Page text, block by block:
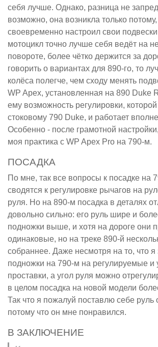
себя лучше. Однако, разница не
возможно, она возникла только потому,
своевременно настроил свои
мотоцикл точно лучше себя ведёт на
повороте, более чётко держится за
говорить о вариантах для 890-го, то
колёса полегче, чем сходу менять
WP Apex, установленная на 890 Duke
ему возможность регулировки,
стоковому 790 Duke, и работает
Особенно - после грамотной
моя практика с WP Apex Pro на 790-м.
ПОСАДКА
По мне, так все вопросы к посадке на
сводятся к регулировке рычагов на
руля. Но на 890-м посадка в деталях
довольно сильно: его руль шире и
подножки выше, и хотя на дороге они
одинаковые, но на треке 890-й
собраннее. Даже несмотря на то, что я
подножки на 790-м на регулируемые и
проставки, а угол руля можно
в целом посадка на новой модели
Так что я пожалуй поставлю себе руль
потому что он мне понравился.
В ЗАКЛЮЧЕНИЕ